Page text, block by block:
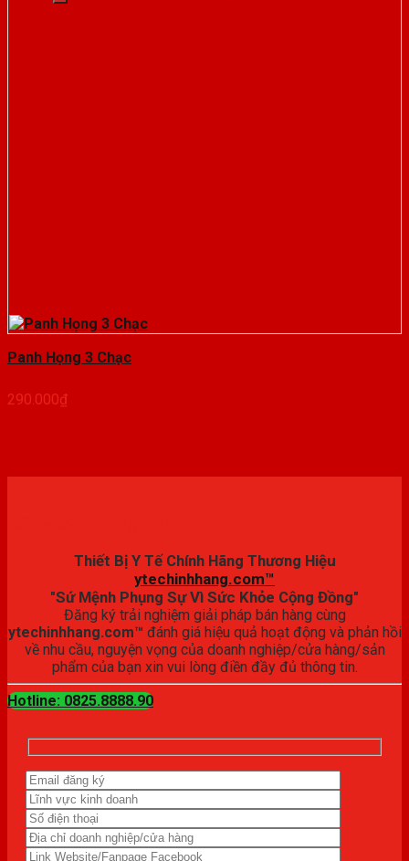
Panh Họng 3 Chạc
290.000₫
Thiết Bị Y Tế Chính Hãng Thương Hiệu
ytechinhhang.com™
"Sứ Mệnh Phụng Sự Vì Sức Khỏe Cộng Đồng"
Đăng ký trải nghiệm giải pháp bán hàng cùng
ytechinhhang.com™ đánh giá hiệu quả hoạt động và phản hồi
về nhu cầu, nguyện vọng của doanh nghiệp/cửa hàng/sản
phẩm của bạn xin vui lòng điền đầy đủ thông tin.
Hotline: 0825.8888.90